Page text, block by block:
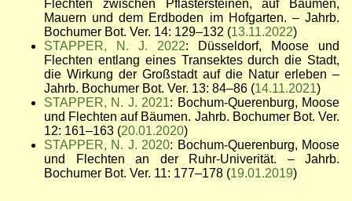
Flechten zwischen Pflastersteinen, auf Bäumen,
Mauern und dem Erdboden im Hofgarten. – Jahrb.
Bochumer Bot. Ver. 14: 129–132 (13.11.2022)
STAPPER, N. J. 2022: Düsseldorf, Moose und
Flechten entlang eines Transektes durch die Stadt,
die Wirkung der Großstadt auf die Natur erleben –
Jahrb. Bochumer Bot. Ver. 13: 84–86 (14.11.2021)
STAPPER, N. J. 2021: Bochum-Querenburg, Moose
und Flechten auf Bäumen. Jahrb. Bochumer Bot. Ver.
12: 161–163 (20.01.2020)
STAPPER, N. J. 2020: Bochum-Querenburg, Moose
und Flechten an der Ruhr-Univerität. – Jahrb.
Bochumer Bot. Ver. 11: 177–178 (19.01.2019)